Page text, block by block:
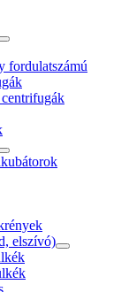
fordulatszámú
elszívó)